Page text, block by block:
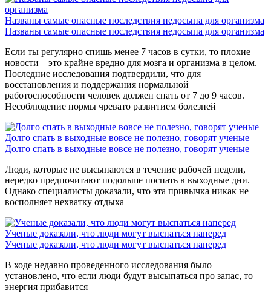
Названы самые опасные последствия недосыпа для организма
Названы самые опасные последствия недосыпа для организма
Если ты регулярно спишь менее 7 часов в сутки, то плохие
новости – это крайне вредно для мозга и организма в целом.
Последние исследования подтвердили, что для
восстановления и поддержания нормальной
работоспособности человек должен спать от 7 до 9 часов.
Несоблюдение нормы чревато развитием болезней
Долго спать в выходные вовсе не полезно, говорят ученые
Долго спать в выходные вовсе не полезно, говорят ученые
Люди, которые не высыпаются в течение рабочей недели,
нередко предпочитают подольше поспать в выходные дни.
Однако специалисты доказали, что эта привычка никак не
восполняет нехватку отдыха
Ученые доказали, что люди могут выспаться наперед
Ученые доказали, что люди могут выспаться наперед
В ходе недавно проведенного исследования было
установлено, что если люди будут высыпаться про запас, то
энергия прибавится